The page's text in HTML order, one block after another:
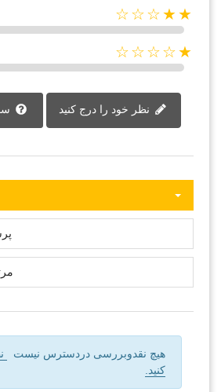
★★☆☆☆
★☆☆☆☆
هیچ نقدوبررسی دردسترس نیست
کنید.